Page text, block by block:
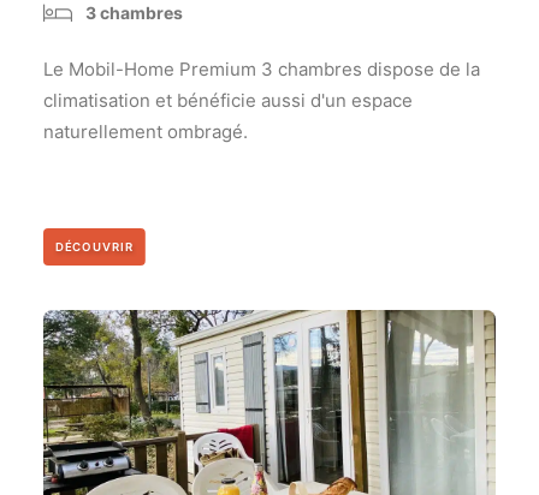
3 chambres
Le Mobil-Home Premium 3 chambres dispose de la
climatisation et bénéficie aussi d'un espace
naturellement ombragé.
DÉCOUVRIR